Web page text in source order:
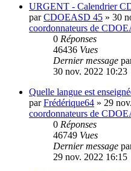
URGENT - Calendrier
parCDOEASD 45 » 30
coordonnateurs de
0 Réponses
46436 Vues
Dernier message
30 nov. 2022 10:23
Quelle langue est
parFrédérique64 » 29
coordonnateurs de
0 Réponses
46749 Vues
Dernier message
29 nov. 2022 16:15